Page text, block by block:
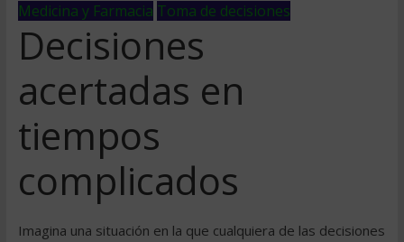
Medicina y Farmacia Toma de decisiones
Decisiones
acertadas en
tiempos
complicados
Imagina una situación en la que cualquiera de las decisiones